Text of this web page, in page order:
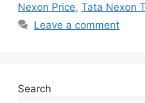
Nexon Price, Tata Nexon
Leave a comment
Search